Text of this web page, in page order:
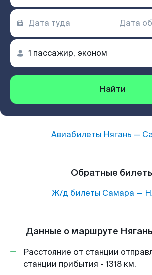
Найти
Авиабилеты Нягань —
Обратные
Ж/д билеты Самара —
Данные о маршруте
Расстояние от станции
станции прибытия - 1318 км.